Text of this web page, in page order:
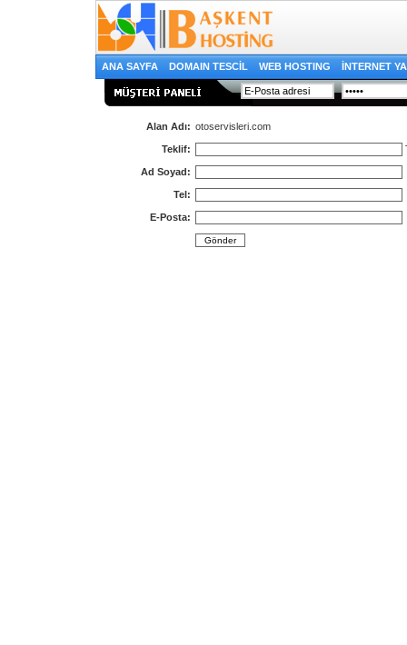
ANA SAYFA DOMAIN TESCİL WEB HOSTING İNTERNET
Alan Adı: otoservisleri.com
Teklif:
Ad Soyad:
Tel:
E-Posta: